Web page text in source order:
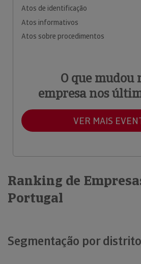
Atos de identificação
Atos informativos
Atos sobre procedimentos
O que mudou
empresa nos
VER MAIS
Ranking de
Portugal
Segmentação por distrito